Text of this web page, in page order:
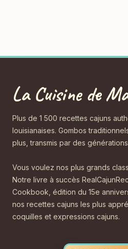
La Cuisine de
Plus de 1 500 recettes cajuns
louisianaises. Gombos
plus, transmis par des
Vous voulez nos plus grands
Notre livre à succès
Cookbook, édition du 15e
nos recettes cajuns les plus
coquilles et expressions cajuns.